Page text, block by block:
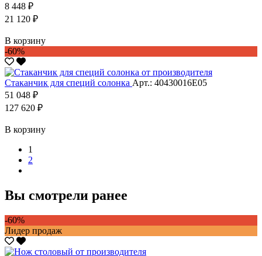
8 448 ₽
21 120 ₽
В корзину
-60%
Стаканчик для специй солонка Арт.: 40430016Е05
51 048 ₽
127 620 ₽
В корзину
1
2
Вы смотрели ранее
-60%
Лидер продаж